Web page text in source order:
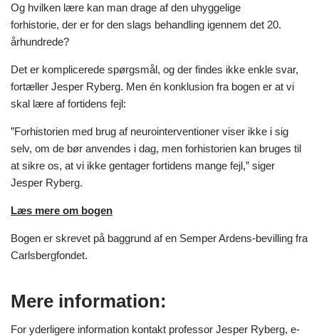
Og hvilken lære kan man drage af den uhyggelige
forhistorie, der er for den slags behandling igennem det 20.
århundrede?
Det er komplicerede spørgsmål, og der findes ikke enkle svar,
fortæller Jesper Ryberg. Men én konklusion fra bogen er at vi
skal lære af fortidens fejl:
”Forhistorien med brug af neurointerventioner viser ikke i sig
selv, om de bør anvendes i dag, men forhistorien kan bruges til
at sikre os, at vi ikke gentager fortidens mange fejl,” siger
Jesper Ryberg.
Læs mere om bogen
Bogen er skrevet på baggrund af en Semper Ardens-bevilling fra
Carlsbergfondet.
Mere information:
For yderligere information kontakt professor Jesper Ryberg, e-